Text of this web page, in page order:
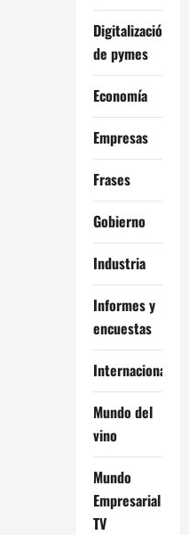
Digitalización
de pymes
Economía
Empresas
Frases
Gobierno
Industria
Informes y
encuestas
Internacional
Mundo del
vino
Mundo
Empresarial
TV